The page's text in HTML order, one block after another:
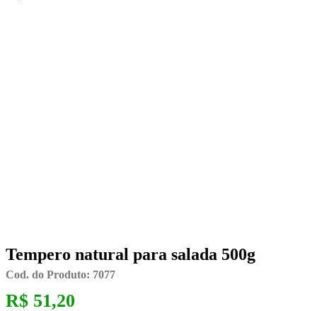
Tempero natural para salada 500g
Cod. do Produto: 7077
R$ 51,20